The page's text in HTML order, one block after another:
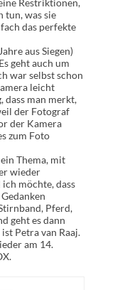
Restriktionen,
tun, was sie
das perfekte
aus Siegen)
geht auch um
war selbst schon
leicht
dass man merkt,
der Fotograf
der Kamera
zum Foto
Thema, mit
wieder
möchte, dass
Pferd,
geht es dann
Petra van Raaj.
am 14.